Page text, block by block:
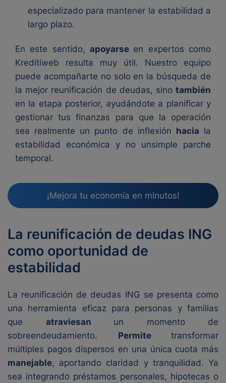
especializado para mantener la estabilidad a
largo plazo.
En este sentido, apoyarse en expertos como
Kreditiweb resulta muy útil. Nuestro equipo
puede acompañarte no solo en la búsqueda de
la mejor reunificación de deudas, sino también
en la etapa posterior, ayudándote a planificar y
gestionar tus finanzas para que la operación
sea realmente un punto de inflexión hacia la
estabilidad económica y no unsimple parche
temporal.
¡Mejora tu economía en minutos!
La reunificación de deudas ING
como oportunidad de
estabilidad
La reunificación de deudas ING se presenta como
una herramienta eficaz para personas y familias
que atraviesan un momento de
sobreendeudamiento. Permite transformar
múltiples pagos dispersos en una única cuota más
manejable, aportando claridad y tranquilidad. Ya
sea integrando préstamos personales, hipotecas o